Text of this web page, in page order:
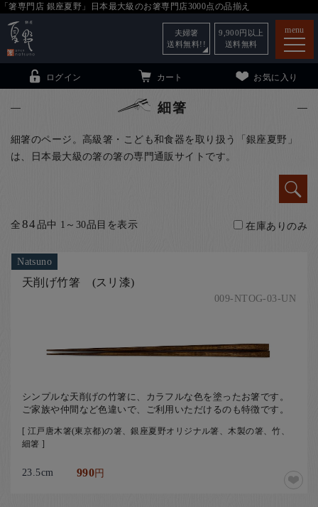
「箸専門店 銀座夏野」日本最大級のお箸専門店3000点の品揃え
menu
ご利用ガイド
お知らせ
English
ログイン カート お気に入り
夫婦箸
送料無料!!
9,900 円以上
送料無料
細箸
細箸のページ。高級箸・こども和食器を取り扱う「銀座夏野」
は、日本最大級の箸の箸の専門通販サイトです。
全84品中 1～30品目を表示 在庫ありのみ
Natsuno
天削げ竹箸 (スリ漆)
009-NTOG-03-UN
シンプルな天削げの竹箸に、カラフルな色を塗ったお箸です。
ご家族や仲間など色違いで、ご利用いただけるのも特徴です。
[ 江戸唐木箸(東京都)の箸、銀座夏野オリジナル箸、木製の箸、竹、
細箸 ]
23.5cm 990円